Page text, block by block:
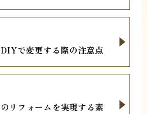
で変更する際の注意点
リフォームを実現する素